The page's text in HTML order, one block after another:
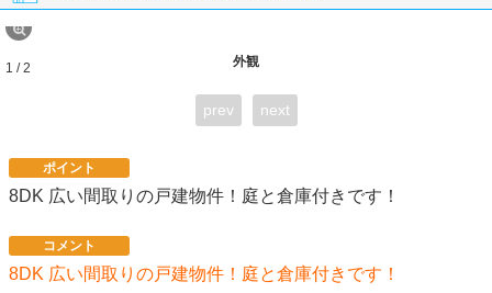
外観
1 / 2
prev next
ポイント
8DK 広い間取りの戸建物件！庭と倉庫付きです！
コメント
8DK 広い間取りの戸建物件！庭と倉庫付きです！